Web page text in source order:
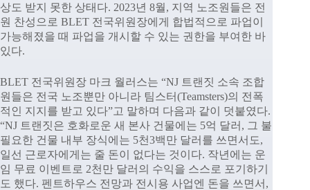
상도 받지 못한 상태다. 2023년 8월, 지역 노조원들은 전
원 찬성으로 BLET 전국위원장에게 합법적으로 파업이
가능해졌을 때 파업을 개시할 수 있는 권한을 부여한 바
있다.
BLET 전국위원장 마크 월러스는 “NJ 트랜짓 소속 조합
원들은 전국 노조뿐만 아니라 팀스터(Teamsters)의 전폭
적인 지지를 받고 있다”고 말하며 다음과 같이 덧붙였다.
“NJ 트랜짓은 호화로운 새 본사 건물에는 5억 달러, 그 불
필요한 건물 내부 장식에는 5천3백만 달러를 쓰면서도,
일선 근로자에게는 줄 돈이 없다는 것이다. 작년에는 운
임 무료 이벤트로 2천만 달러의 수익을 스스로 포기하기
도 했다. 펜트하우스 전망과 전시용 사업엔 돈을 쓰면서,